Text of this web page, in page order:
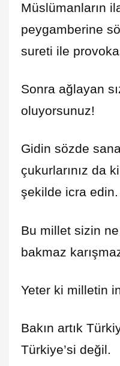
Müslümanların
peygamberine
sureti ile
Sonra ağlayan
oluyorsunuz!
Gidin sözde
çukurlarınız da
şekilde icra edin.
Bu millet sizin
bakmaz
Yeter ki milletin
Bakın artık
Türkiye’si değil.